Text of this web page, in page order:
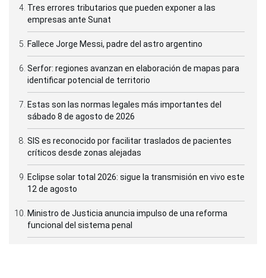
Tres errores tributarios que pueden exponer a las
empresas ante Sunat
Fallece Jorge Messi, padre del astro argentino
Serfor: regiones avanzan en elaboración de mapas para
identificar potencial de territorio
Estas son las normas legales más importantes del
sábado 8 de agosto de 2026
SIS es reconocido por facilitar traslados de pacientes
críticos desde zonas alejadas
Eclipse solar total 2026: sigue la transmisión en vivo este
12 de agosto
Ministro de Justicia anuncia impulso de una reforma
funcional del sistema penal